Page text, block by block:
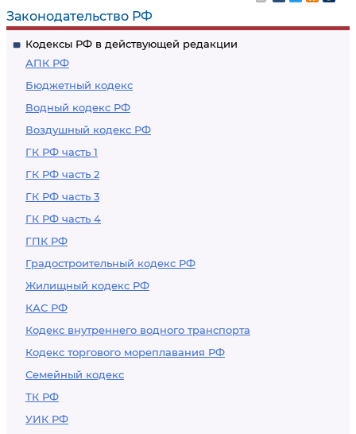
Законодательство РФ
Кодексы РФ в действующей редакции
АПК РФ
Бюджетный кодекс
Водный кодекс РФ
Воздушный кодекс РФ
ГК РФ часть 1
ГК РФ часть 2
ГК РФ часть 3
ГК РФ часть 4
ГПК РФ
Градостроительный кодекс РФ
Жилищный кодекс РФ
КАС РФ
Кодекс внутреннего водного транспорта
Кодекс торгового мореплавания РФ
Семейный кодекс
ТК РФ
УИК РФ